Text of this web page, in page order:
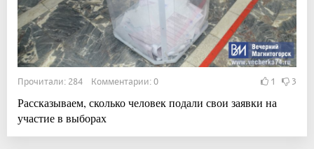
Прочитали: 284 Комментарии: 0 1 3
Рассказываем, сколько человек подали свои заявки на
участие в выборах